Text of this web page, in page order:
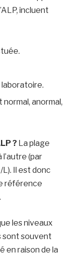
incluent
laboratoire.
anormal,
? La plage
l’autre (par
L). Il est donc
référence
les niveaux
sont souvent
en raison de la